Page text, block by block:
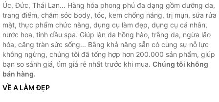
Úc, Đức, Thái Lan... Hàng hóa phong phú đa dạng gồm dưỡng da,
trang điểm, chăm sóc body, tóc, kem chống nắng, trị mụn, sữa rửa
mặt, thực phẩm chức năng, dụng cụ làm đẹp, dụng cụ cá nhân,
nước hoa, tinh dầu spa. Giúp làn da hồng hào, trắng da, ngừa lão
hóa, căng tràn sức sống... Bằng khả năng sẵn có cùng sự nỗ lực
không ngừng, chúng tôi đã tổng hợp hơn 200.000 sản phẩm, giúp
bạn so sánh giá, tìm giá rẻ nhất trước khi mua. Chúng tôi không
bán hàng.
VỀ A LÀM ĐẸP